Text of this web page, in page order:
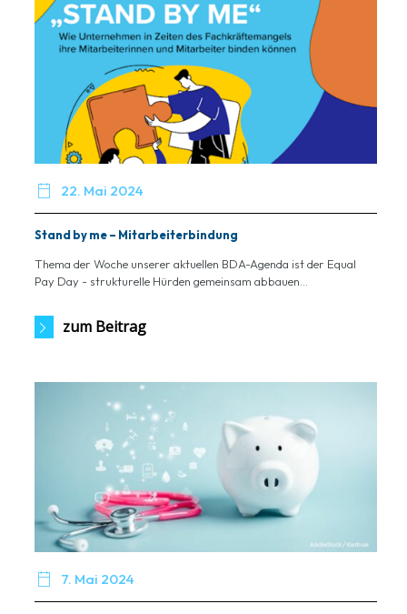
 22. Mai 2024
Stand by me – Mitarbeiterbindung
Thema der Woche unserer aktuellen BDA-Agenda ist der Equal
Pay Day - strukturelle Hürden gemeinsam abbauen...
zum Beitrag
 7. Mai 2024